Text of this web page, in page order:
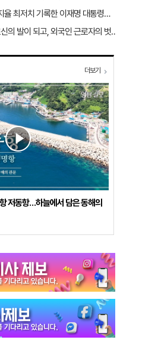
[뉴스 분석] 취임 후 지지율 최저치 기록한 이재명 대통령…왜?
[이통장 발언대] “어르신의 발이 되고, 외국인 근로자의 벗이 되고”…박상철 이장의 ‘사람 농사’
더보기
저동항…하늘에서 담은 동해의